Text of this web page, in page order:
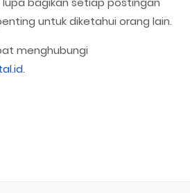
untuk diketahui orang lain.
menghubungi
.